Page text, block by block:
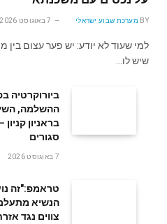
BY מערכת שבוע ישראלי 7 באוגוסט 2026
למי שעוד לא יודע: יש פער עצום בין
שיש לו…
ביורוקרטיה
ההשלמה,
בראניון
סגורים
7 באוגוסט 2026
טראמפ:"זה
הנשיא
צווים נגד